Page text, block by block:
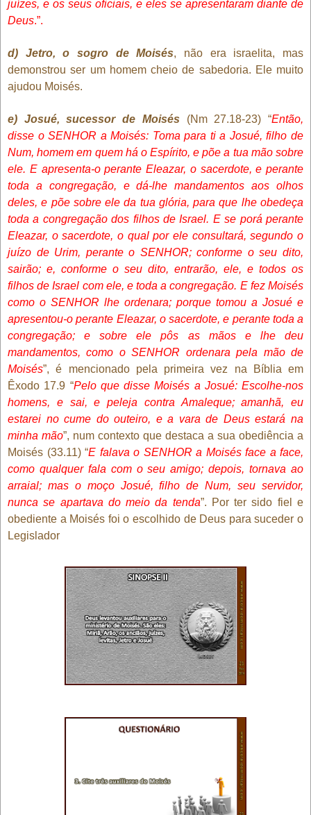
juízes, e os seus oficiais, e eles se apresentaram diante de
Deus.”.
d) Jetro, o sogro de Moisés, não era israelita, mas
demonstrou ser um homem cheio de sabedoria. Ele muito
ajudou Moisés.
e) Josué, sucessor de Moisés (Nm 27.18-23) “Então,
disse o SENHOR a Moisés: Toma para ti a Josué, filho de
Num, homem em quem há o Espírito, e põe a tua mão sobre
ele. E apresenta-o perante Eleazar, o sacerdote, e perante
toda a congregação, e dá-lhe mandamentos aos olhos
deles, e põe sobre ele da tua glória, para que lhe obedeça
toda a congregação dos filhos de Israel. E se porá perante
Eleazar, o sacerdote, o qual por ele consultará, segundo o
juízo de Urim, perante o SENHOR; conforme o seu dito,
sairão; e, conforme o seu dito, entrarão, ele, e todos os
filhos de Israel com ele, e toda a congregação. E fez Moisés
como o SENHOR lhe ordenara; porque tomou a Josué e
apresentou-o perante Eleazar, o sacerdote, e perante toda a
congregação; e sobre ele pôs as mãos e lhe deu
mandamentos, como o SENHOR ordenara pela mão de
Moisés”, é mencionado pela primeira vez na Bíblia em
Êxodo 17.9 “Pelo que disse Moisés a Josué: Escolhe-nos
homens, e sai, e peleja contra Amaleque; amanhã, eu
estarei no cume do outeiro, e a vara de Deus estará na
minha mão”, num contexto que destaca a sua obediência a
Moisés (33.11) “E falava o SENHOR a Moisés face a face,
como qualquer fala com o seu amigo; depois, tornava ao
arraial; mas o moço Josué, filho de Num, seu servidor,
nunca se apartava do meio da tenda”. Por ter sido fiel e
obediente a Moisés foi o escolhido de Deus para suceder o
Legislador